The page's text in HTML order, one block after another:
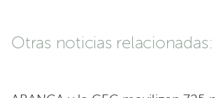
Otras noticias relacionadas: